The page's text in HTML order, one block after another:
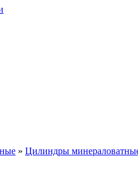
» Цилиндры